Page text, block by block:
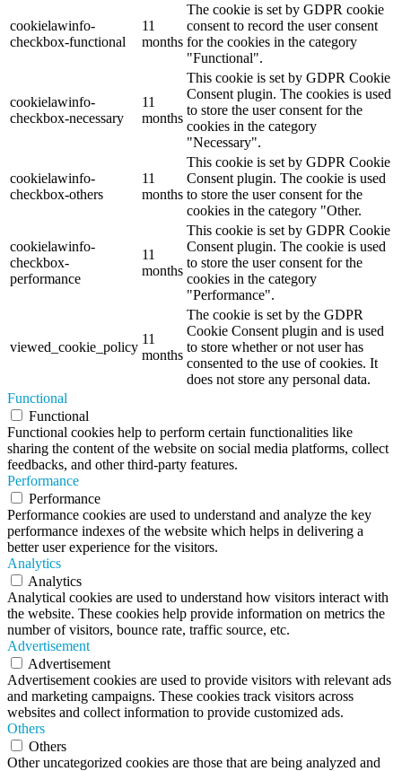
cookielawinfo-
checkbox-functional
11
months
The cookie is set by GDPR cookie
consent to record the user consent
for the cookies in the category
"Functional".
cookielawinfo-
checkbox-necessary
11
months
This cookie is set by GDPR Cookie
Consent plugin. The cookies is used
to store the user consent for the
cookies in the category
"Necessary".
cookielawinfo-
checkbox-others
11
months
This cookie is set by GDPR Cookie
Consent plugin. The cookie is used
to store the user consent for the
cookies in the category "Other.
cookielawinfo-
checkbox-
performance
11
months
This cookie is set by GDPR Cookie
Consent plugin. The cookie is used
to store the user consent for the
cookies in the category
"Performance".
viewed_cookie_policy
11
months
The cookie is set by the GDPR
Cookie Consent plugin and is used
to store whether or not user has
consented to the use of cookies. It
does not store any personal data.
Functional
Functional
Functional cookies help to perform certain functionalities like
sharing the content of the website on social media platforms, collect
feedbacks, and other third-party features.
Performance
Performance
Performance cookies are used to understand and analyze the key
performance indexes of the website which helps in delivering a
better user experience for the visitors.
Analytics
Analytics
Analytical cookies are used to understand how visitors interact with
the website. These cookies help provide information on metrics the
number of visitors, bounce rate, traffic source, etc.
Advertisement
Advertisement
Advertisement cookies are used to provide visitors with relevant ads
and marketing campaigns. These cookies track visitors across
websites and collect information to provide customized ads.
Others
Others
Other uncategorized cookies are those that are being analyzed and